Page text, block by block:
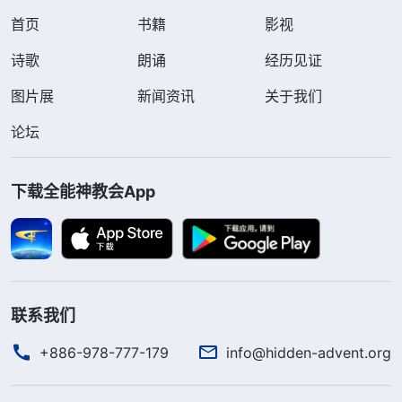
首页 书籍
影视
诗歌
朗诵
经历见证
图片展
新闻资讯
关于我们
论坛
下载全能神教会App
联系我们
+886-978-777-179 info@hidden-advent.org